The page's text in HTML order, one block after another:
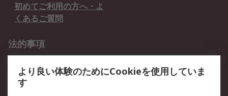
初めてご利用の方へ・よ
くあるご質問
法的事項
クッキーポリシー
より良い体験のためにCookieを使用していま
す